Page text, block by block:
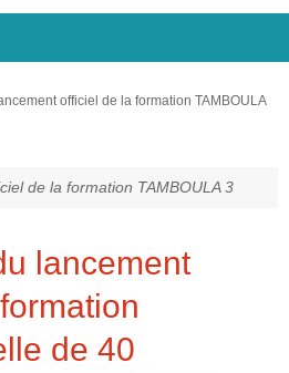
officiel de la formation TAMBOULA
de la formation TAMBOULA 3
lancement
de 40